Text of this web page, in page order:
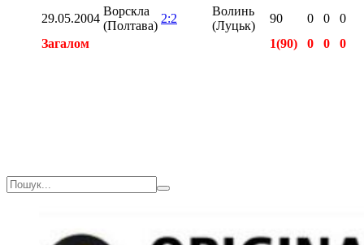
29.05.2004
Ворскла
(Полтава)
2:2
Волинь
(Луцьк)
90 0 0
0
Загалом
1(90) 0 0
0